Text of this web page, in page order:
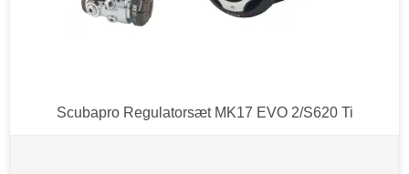
Scubapro Regulatorsæt MK17 EVO 2/S620 Ti